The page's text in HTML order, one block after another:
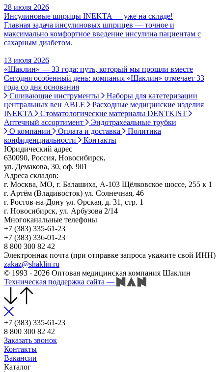
28 июля 2026
Инсулиновые шприцы INEKTA — уже на складе!
Главная задача инсулиновых шприцев — точное и
максимально комфортное введение инсулина пациентам с
сахарным диабетом.
13 июля 2026
«Шаклин» — 33 года: путь, который мы прошли вместе
Сегодня особенный день: компания «Шаклин» отмечает 33
года со дня основания
Сшивающие инструменты
Наборы для катетеризации
центральных вен ABLE
Расходные медицинские изделия
INEKTA
Стоматологические материалы DENTKIST
Аптечный ассортимент
Эндотрахеальные трубки
О компании
Оплата и доставка
Политика
конфиденциальности
Контакты
Юридический адрес
630090, Россия, Новосибирск,
ул. Демакова, 30, оф. 901
Адреса складов:
г. Москва, МО, г. Балашиха, А-103 Щёлковское шоссе, 255 к 1
г. Артём (Владивосток) ул. Солнечная, 46
г. Ростов-на-Дону ул. Орская, д. 31, стр. 1
г. Новосибирск, ул. Арбузова 2/14
Многоканальные телефоны
+7 (383) 335-61-23
+7 (383) 336-01-23
8 800 300 82 42
Электронная почта (при отправке запроса укажите свой ИНН)
zakaz@shaklin.ru
© 1993 - 2026 Оптовая медицинская компания Шаклин
Техническая поддержка сайта —
+7 (383) 335-61-23
8 800 300 82 42
Заказать звонок
Контакты
Вакансии
Каталог